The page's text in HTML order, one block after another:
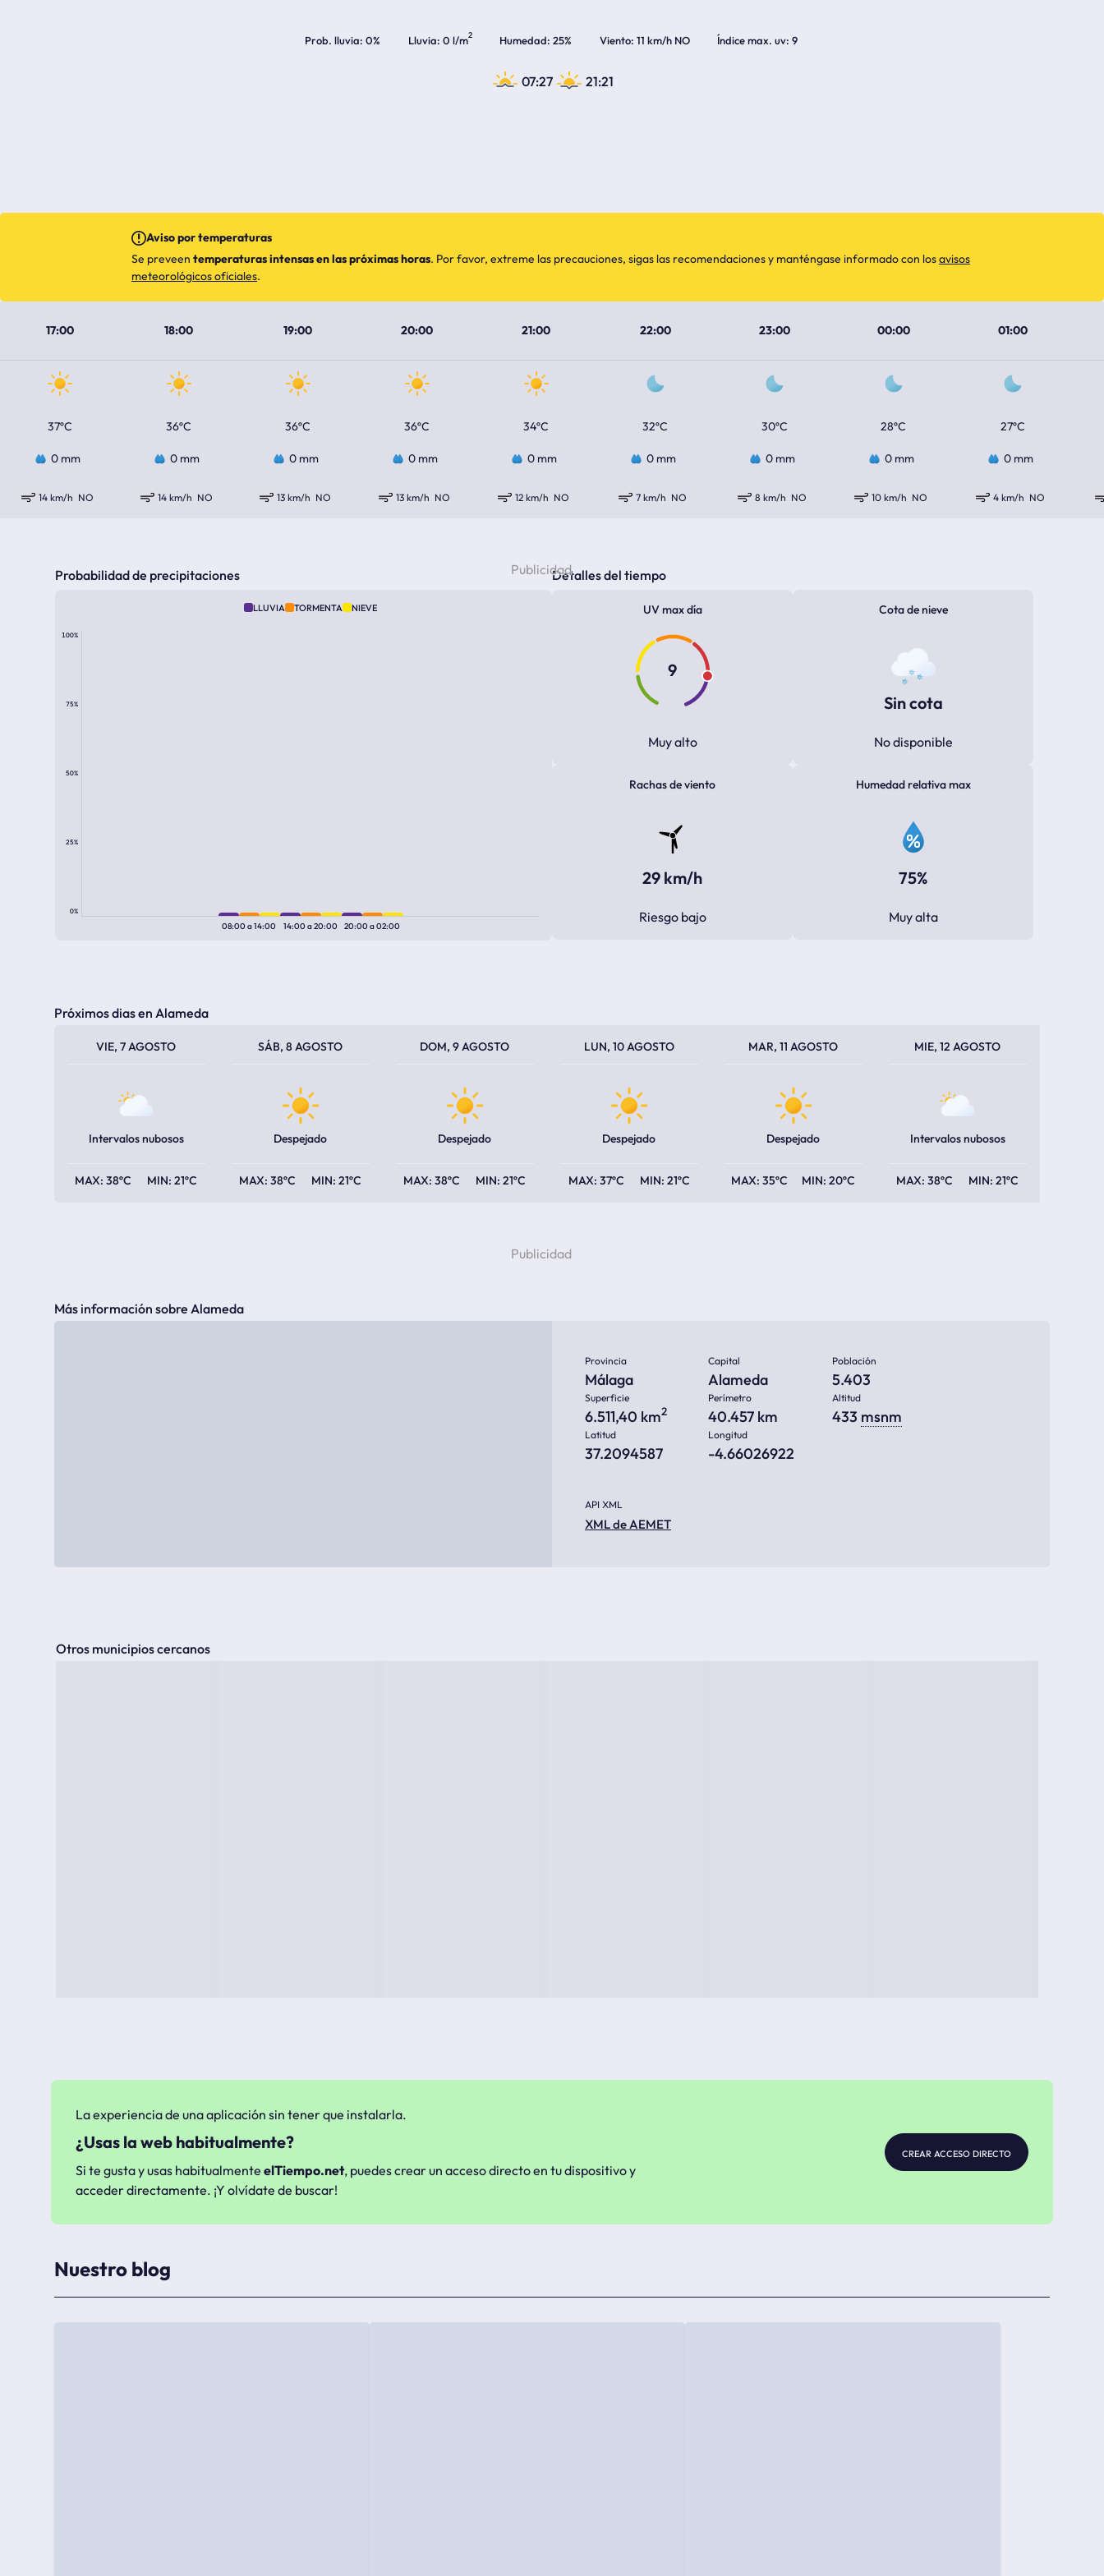
Prob. lluvia 0% Lluvia 0 l/m2 Humedad 25% Viento 11 km/h NO Índice max. uv 9
07:27 21:21
17:00 18:00 19:00 20:00 21:00 22:00 23:00 00:00 01:00
37ºC 36ºC 36ºC 36ºC 34ºC 32ºC 30ºC 28ºC 27ºC
0 mm 0 mm 0 mm 0 mm 0 mm 0 mm 0 mm 0 mm 0 mm
14 km/h NO 14 km/h NO 13 km/h NO 13 km/h NO 12 km/h NO 7 km/h NO 8 km/h NO 10 km/h NO 4 km/h NO
Aviso por temperaturas
Se preveen temperaturas intensas en las próximas horas. Por favor, extreme las precauciones, sigas las recomendaciones y manténgase informado con losavisos
meteorológicos oficiales.
Probabilidad de precipitaciones
LLUVIA TORMENTA NIEVE
100%
75%
50%
25%
0%
08:00a14:00 14:00a20:00 20:00a02:00
Detalles del tiempo
UV max día
9
Muy alto
Cota de nieve
Sin cota
No disponible
Rachas de viento
29 km/h
Riesgo bajo
Humedad relativa max
75%
Muy alta
Próximos dias en Alameda
VIE, 7 AGOSTO
Intervalos nubosos
38ºC 21ºC
SÁB, 8 AGOSTO
Despejado
38ºC 21ºC
DOM, 9 AGOSTO
Despejado
38ºC 21ºC
LUN, 10 AGOSTO
Despejado
37ºC 21ºC
MAR, 11 AGOSTO
Despejado
35ºC 20ºC
MIE, 12 AGOSTO
Intervalos nubosos
38ºC 21ºC
Más información sobre Alameda
Provincia
Málaga
Capital
Alameda
Población
5.403
Superficie
6.511,40 km2
Perímetro
40.457 km
Altitud
433 msnm
Latitud
37.2094587
Longitud
-4.66026922
API XML
XML de AEMET
Otros municipios cercanos
La experiencia de una aplicación sin tener que instalarla.
¿Usas la web habitualmente?
Si te gusta y usas habitualmente elTiempo.net, puedes crear un acceso directo en tu dispositivo y
acceder directamente. ¡Y olvídate de buscar!
crear acceso directo
Nuestro blog